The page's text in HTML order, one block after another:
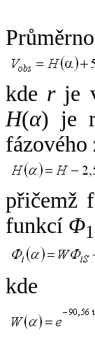
kde rje
H(α) je
fázového
přičemž
funkcí Φ1
kde